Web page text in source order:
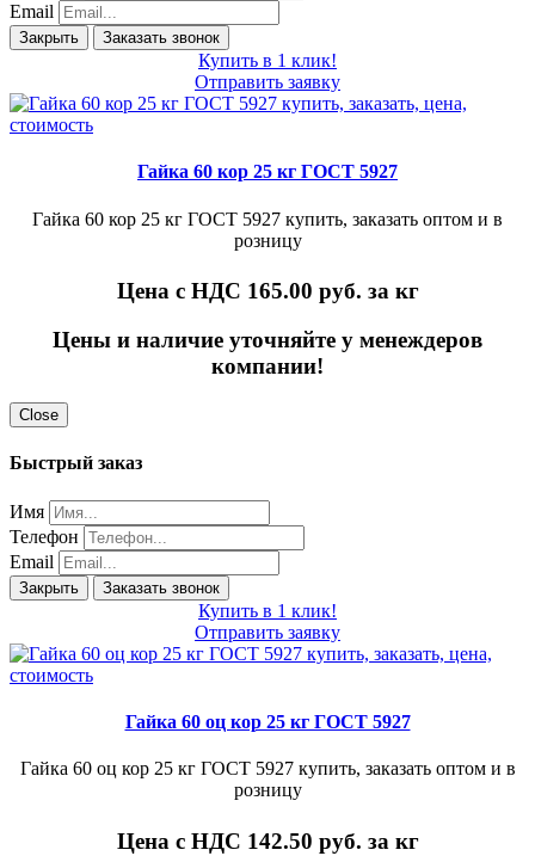
Email
Закрыть Заказать звонок
Купить в 1 клик!
Отправить заявку
Гайка 60 кор 25 кг ГОСТ 5927
Гайка 60 кор 25 кг ГОСТ 5927 купить, заказать оптом и в
розницу
Цена с НДС 165.00 руб. за кг
Цены и наличие уточняйте у менеждеров
компании!
Close
Быстрый заказ
Имя
Телефон
Email
Закрыть Заказать звонок
Купить в 1 клик!
Отправить заявку
Гайка 60 оц кор 25 кг ГОСТ 5927
Гайка 60 оц кор 25 кг ГОСТ 5927 купить, заказать оптом и в
розницу
Цена с НДС 142.50 руб. за кг